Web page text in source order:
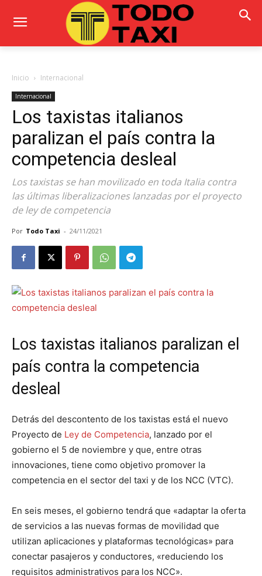
Inicio Internacional
Internacional
Los taxistas italianos
paralizan el país contra la
competencia desleal
Los taxistas se han movilizado en toda Italia contra
las últimas liberalizaciones lanzadas por el proyecto
de ley de competencia
Por Todo Taxi - 24/11/2021
Los taxistas italianos paralizan el
país contra la competencia
desleal
Detrás del descontento de los taxistas está el nuevo
Proyecto de Ley de Competencia, lanzado por el
gobierno el 5 de noviembre y que, entre otras
innovaciones, tiene como objetivo promover la
competencia en el sector del taxi y de los NCC (VTC).
En seis meses, el gobierno tendrá que «adaptar la oferta
de servicios a las nuevas formas de movilidad que
utilizan aplicaciones y plataformas tecnológicas» para
conectar pasajeros y conductores, «reduciendo los
requisitos administrativos para los NCC».